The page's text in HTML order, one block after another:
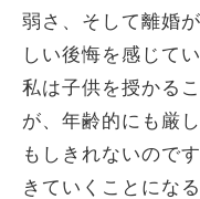
弱さ、そして離婚
しい後悔を感じてい
私は子供を授かる
が、年齢的にも厳
もしきれないので
きていくことにな